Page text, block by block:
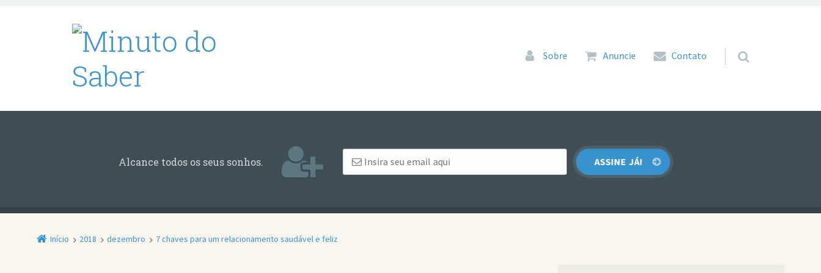
Pular para o conteúdo
Sobre Anuncie Contato
Alcance todos os seus sonhos.
Início 2018 dezembro 7 chaves para um relacionamento saudável e feliz